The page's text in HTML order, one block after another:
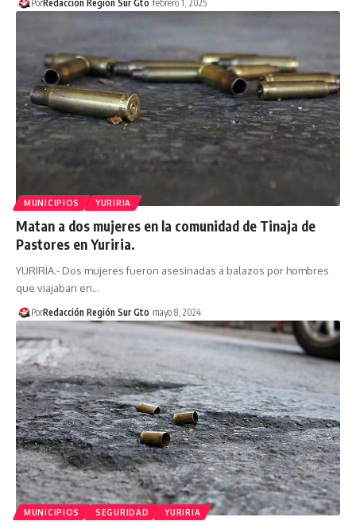
PorRedacción Región Sur Gto febrero 1, 2025
MUNICIPIOS YURIRIA
Matan a dos mujeres en la comunidad de Tinaja de
Pastores en Yuriria.
YURIRIA.- Dos mujeres fueron asesinadas a balazos por hombres
que viajaban en…
PorRedacción Región Sur Gto mayo 8, 2024
MUNICIPIOS SEGURIDAD YURIRIA